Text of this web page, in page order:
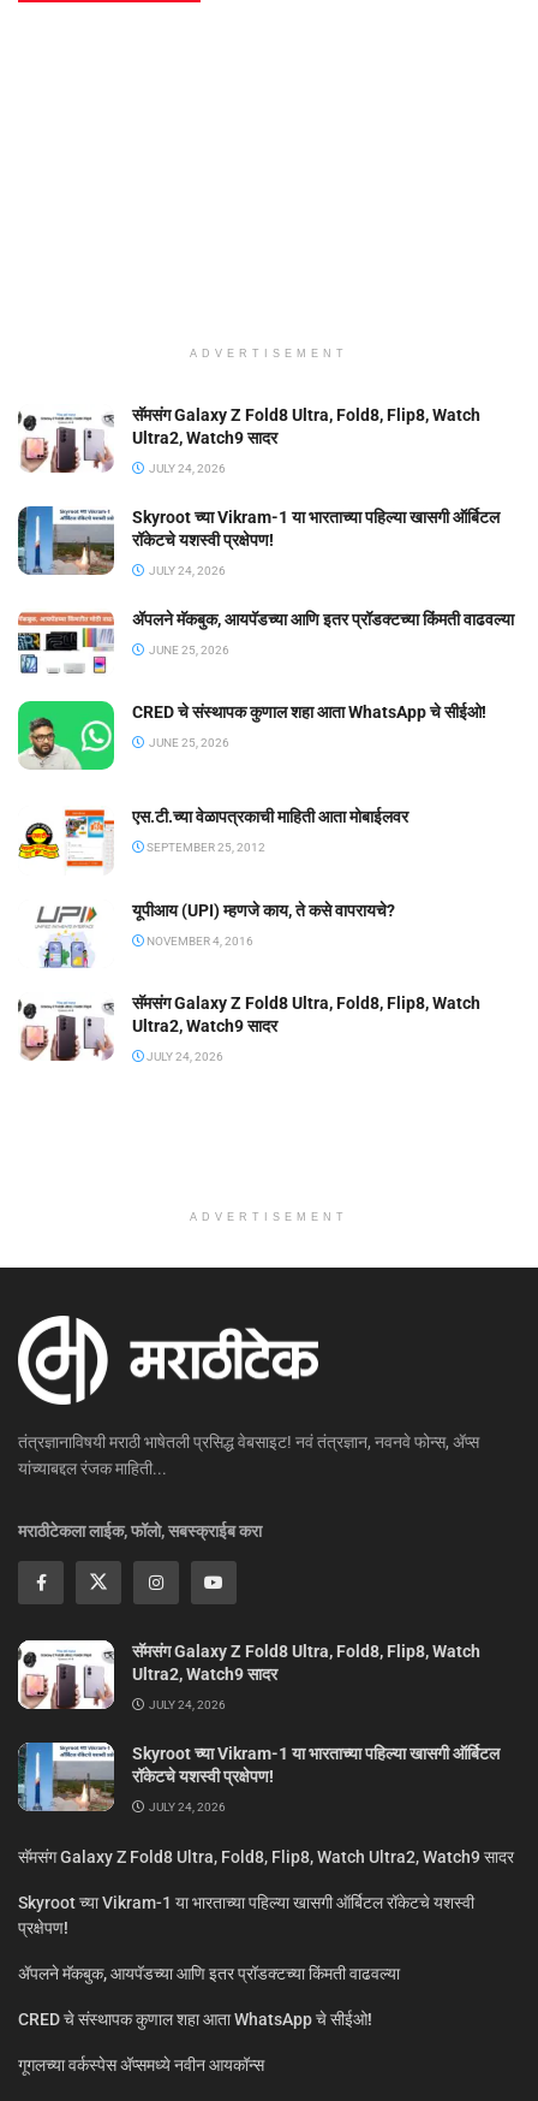
ADVERTISEMENT
सॅमसंग Galaxy Z Fold8 Ultra, Fold8, Flip8, Watch
Ultra2, Watch9 सादर
JULY 24, 2026
Skyroot च्या Vikram-1 या भारताच्या पहिल्या खासगी ऑर्बिटल
रॉकेटचे यशस्वी प्रक्षेपण!
JULY 24, 2026
ॲपलने मॅकबुक, आयपॅडच्या आणि इतर प्रॉडक्टच्या किंमती वाढवल्या
JUNE 25, 2026
CRED चे संस्थापक कुणाल शहा आता WhatsApp चे सीईओ!
JUNE 25, 2026
एस.टी.च्या वेळापत्रकाची माहिती आता मोबाईलवर
SEPTEMBER 25, 2012
यूपीआय (UPI) म्हणजे काय, ते कसे वापरायचे?
NOVEMBER 4, 2016
सॅमसंग Galaxy Z Fold8 Ultra, Fold8, Flip8, Watch
Ultra2, Watch9 सादर
JULY 24, 2026
ADVERTISEMENT
तंत्रज्ञानाविषयी मराठी भाषेतली प्रसिद्ध वेबसाइट! नवं तंत्रज्ञान, नवनवे फोन्स, ॲप्स
यांच्याबद्दल रंजक माहिती...
मराठीटेकला लाईक, फॉलो, सबस्क्राईब करा
सॅमसंग Galaxy Z Fold8 Ultra, Fold8, Flip8, Watch
Ultra2, Watch9 सादर
JULY 24, 2026
Skyroot च्या Vikram-1 या भारताच्या पहिल्या खासगी ऑर्बिटल
रॉकेटचे यशस्वी प्रक्षेपण!
JULY 24, 2026
सॅमसंग Galaxy Z Fold8 Ultra, Fold8, Flip8, Watch Ultra2, Watch9 सादर
Skyroot च्या Vikram-1 या भारताच्या पहिल्या खासगी ऑर्बिटल रॉकेटचे यशस्वी
प्रक्षेपण!
ॲपलने मॅकबुक, आयपॅडच्या आणि इतर प्रॉडक्टच्या किंमती वाढवल्या
CRED चे संस्थापक कुणाल शहा आता WhatsApp चे सीईओ!
गूगलच्या वर्कस्पेस अ‍ॅप्समध्ये नवीन आयकॉन्स